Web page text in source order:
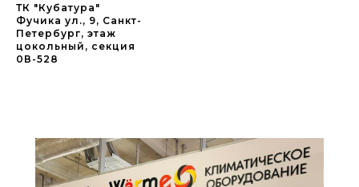
ТК "Кубатура"
Фучика ул., 9, Санкт-
Петербург, этаж
цокольный, секция
0В-528